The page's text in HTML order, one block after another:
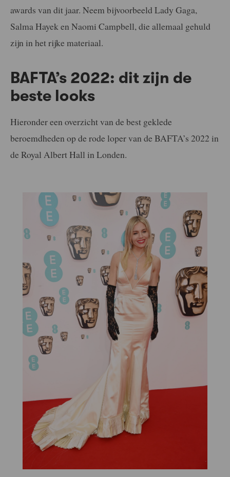
awards van dit jaar. Neem bijvoorbeeld Lady Gaga,
Salma Hayek en Naomi Campbell, die allemaal gehuld
zijn in het rijke materiaal.
BAFTA’s 2022: dit zijn de
beste looks
Hieronder een overzicht van de best geklede
beroemdheden op de rode loper van de BAFTA’s 2022 in
de Royal Albert Hall in Londen.